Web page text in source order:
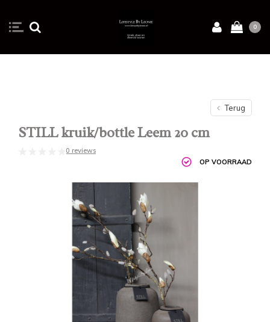
0
Terug
STILL kruik/bottle Leem 20 cm
0 reviews
OP VOORRAAD